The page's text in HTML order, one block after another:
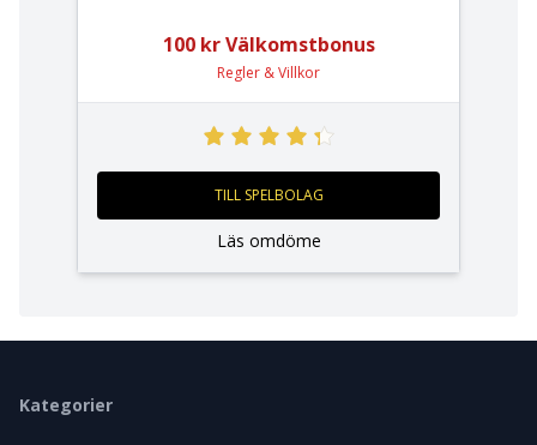
100 kr Välkomstbonus
Regler & Villkor
TILL SPELBOLAG
Läs omdöme
Kategorier